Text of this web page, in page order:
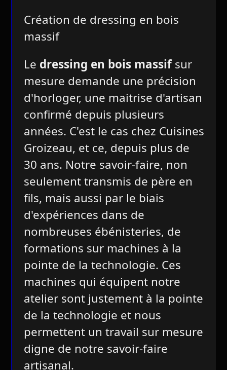
Création de dressing en bois
massif
Le dressing en bois massifsur
mesure demande une précision
d'horloger, une maitrise d'artisan
confirmé depuis plusieurs
années. C'est le cas chez Cuisines
Groizeau, et ce, depuis plus de
30 ans. Notre savoir-faire, non
seulement transmis de père en
fils, mais aussi par le biais
d'expériences dans de
nombreuses ébénisteries, de
formations sur machines à la
pointe de la technologie. Ces
machines qui équipent notre
atelier sont justement à la pointe
de la technologie et nous
permettent un travail sur mesure
digne de notre savoir-faire
artisanal.